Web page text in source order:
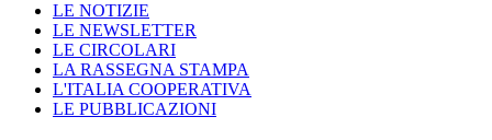
LE NOTIZIE
LE NEWSLETTER
LE CIRCOLARI
LA RASSEGNA STAMPA
L'ITALIA COOPERATIVA
LE PUBBLICAZIONI